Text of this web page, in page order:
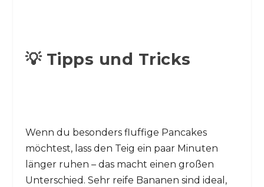
💡 Tipps und Tricks
Wenn du besonders fluffige Pancakes
möchtest, lass den Teig ein paar Minuten
länger ruhen – das macht einen großen
Unterschied. Sehr reife Bananen sind ideal,